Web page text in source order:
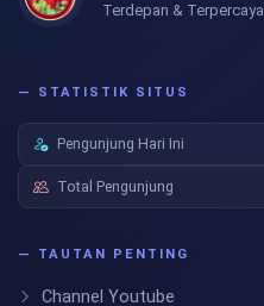
Terdepan & Terpercaya
— STATISTIK SITUS
Pengunjung Hari Ini
Total Pengunjung
— TAUTAN PENTING
Channel Youtube